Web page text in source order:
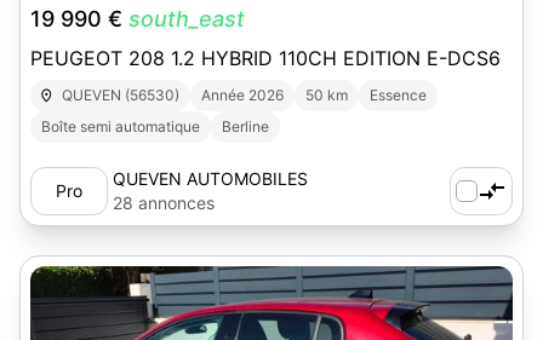
19 990 € south_east
PEUGEOT 208 1.2 HYBRID 110CH EDITION E-DCS6
QUEVEN (56530) Année 2026 50 km
Essence
Boîte semi automatique
Berline
Pro
QUEVEN AUTOMOBILES
28 annonces